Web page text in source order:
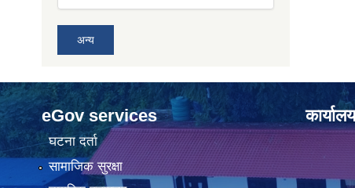
अन्य
eGov services
घटना दर्ता
सामाजिक सुरक्षा